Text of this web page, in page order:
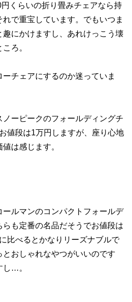
くらいの折り畳みチェアなら持
で重宝しています。でもいつま
にかけますし、あれけっこう壊
ろ。
チェアにするのか迷っていま
ーピークのフォールディングチ
値段は1万円しますが、座り心地
は感じます。
ールマンのコンパクトフォールデ
らも定番の名品だそうでお値段は
比べるとかなりリーズナブルで
おしゃれなやつがいいのです
し…。